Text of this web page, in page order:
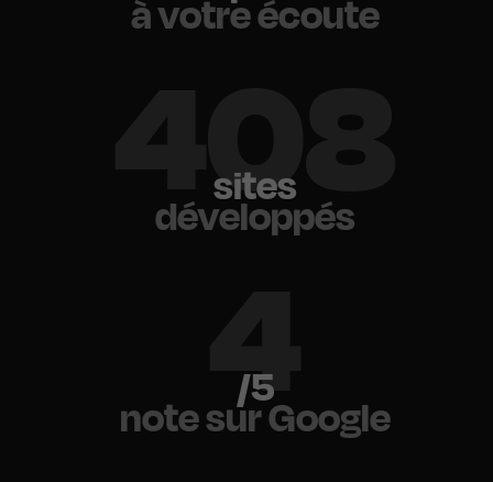
à votre écoute
500
sites
développés
5
/5
note sur Google